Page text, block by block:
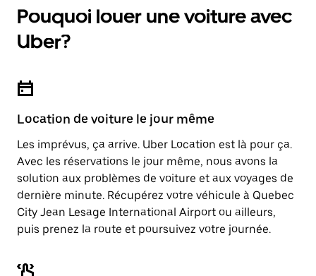
Appuyez
sur
la
touche
le
calendrier.
sélectionner
une
date.
Appuyez
touche
d'échappement
fermer
calendrier.
Pouquoi louer une voiture avec
Uber?
Location de voiture le jour même
Les imprévus, ça arrive. Uber Location est là pour ça.
Avec les réservations le jour même, nous avons la
solution aux problèmes de voiture et aux voyages de
dernière minute. Récupérez votre véhicule à Quebec
City Jean Lesage International Airport ou ailleurs,
puis prenez la route et poursuivez votre journée.